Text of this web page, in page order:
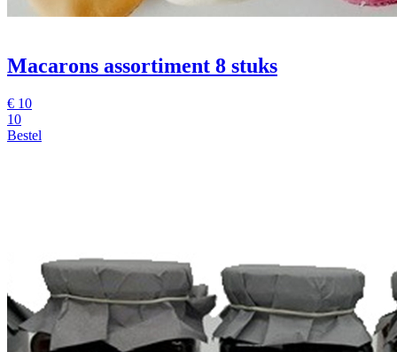
Macarons assortiment 8 stuks
€ 10
10
Bestel